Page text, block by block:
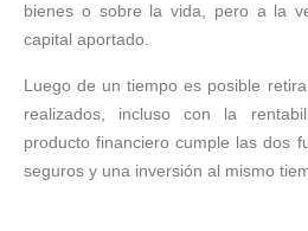
bienes o sobre la vida, pero a la
capital aportado.
Luego de un tiempo es posible
realizados, incluso con la
producto financiero cumple las dos
seguros y una inversión al mismo